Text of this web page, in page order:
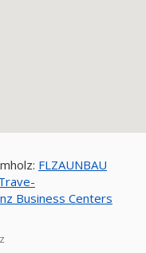
FLZAUNBAU
Business Centers